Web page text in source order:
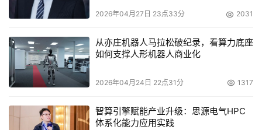
是很高的。
效果呈现
经过了多轮"磨难"，成功应用CRM系统后，企业将发生众多
改变。
从企业整体管理上，树立起"以客户为中心"，做到一切行
动"从客户出发"。业务流程清晰，不存在业务部门之间的推
2026年04月27日 23点33分 2031
从亦庄机器人马拉松破纪录，看算力底座
如何支撑人形机器人商业化
2026年04月24日 22点31分 1317
智算引擎赋能产业升级：思源电气HPC
体系化能力应用实践